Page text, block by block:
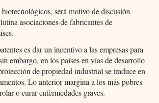
será motivo de discusión
asociaciones de fabricantes de
es dar un incentivo a las empresas para
embargo, en los países en vías de desarrollo
de propiedad industrial se traduce en
Lo anterior margina a los más pobres
o curar enfermedades graves.